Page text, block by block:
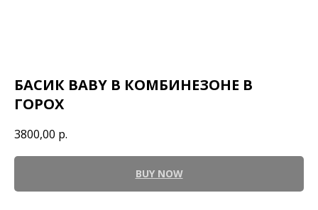
БАСИК BABY В КОМБИНЕЗОНЕ В
ГОРОХ
3800,00 р.
BUY NOW